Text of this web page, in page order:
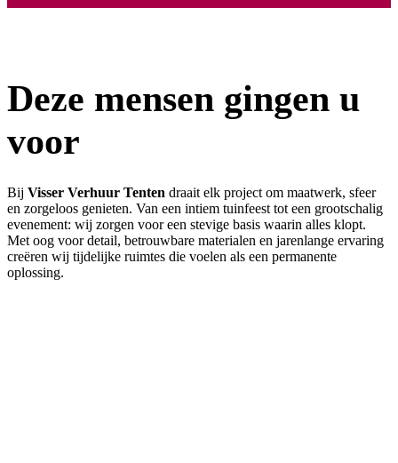
Deze mensen gingen u
voor
Bij Visser Verhuur Tenten draait elk project om maatwerk, sfeer
en zorgeloos genieten. Van een intiem tuinfeest tot een grootschalig
evenement: wij zorgen voor een stevige basis waarin alles klopt.
Met oog voor detail, betrouwbare materialen en jarenlange ervaring
creëren wij tijdelijke ruimtes die voelen als een permanente
oplossing.